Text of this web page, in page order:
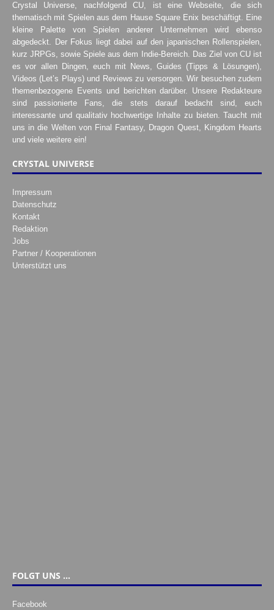
Crystal Universe, nachfolgend CU, ist eine Webseite, die sich
thematisch mit Spielen aus dem Hause Square Enix beschäftigt. Eine
kleine Palette von Spielen anderer Unternehmen wird ebenso
abgedeckt. Der Fokus liegt dabei auf den japanischen Rollenspielen,
kurz JRPGs, sowie Spiele aus dem Indie-Bereich. Das Ziel von CU ist
es vor allen Dingen, euch mit News, Guides (Tipps & Lösungen),
Videos (Let’s Plays) und Reviews zu versorgen. Wir besuchen zudem
themenbezogene Events und berichten darüber. Unsere Redakteure
sind passionierte Fans, die stets darauf bedacht sind, euch
interessante und qualitativ hochwertige Inhalte zu bieten. Taucht mit
uns in die Welten von Final Fantasy, Dragon Quest, Kingdom Hearts
und viele weitere ein!
CRYSTAL UNIVERSE
Impressum
Datenschutz
Kontakt
Redaktion
Jobs
Partner / Kooperationen
Unterstützt uns
FOLGT UNS …
Facebook